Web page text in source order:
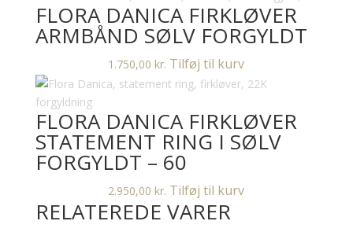
FLORA DANICA FIRKLØVER
ARMBÅND SØLV FORGYLDT
1.750,00 kr. Tilføj til kurv
FLORA DANICA FIRKLØVER
STATEMENT RING I SØLV
FORGYLDT – 60
2.950,00 kr. Tilføj til kurv
RELATEREDE VARER